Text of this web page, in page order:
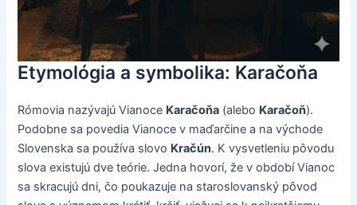
Etymológia a symbolika: Karačoňa
Rómovia nazývajú Vianoce Karačoňa (alebo Karačoň).
Podobne sa povedia Vianoce v maďarčine a na východe
Slovenska sa používa slovo Kračún. K vysvetleniu pôvodu
slova existujú dve teórie. Jedna hovorí, že v období Vianoc
sa skracujú dni, čo poukazuje na staroslovanský pôvod